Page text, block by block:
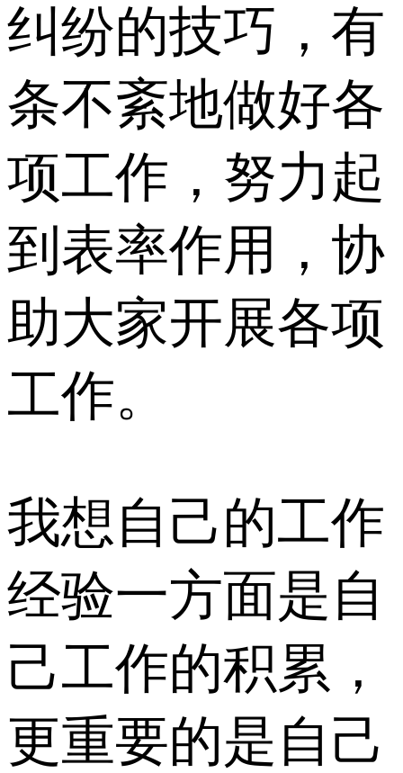
纠纷的技巧，有
条不紊地做好各
项工作，努力起
到表率作用，协
助大家开展各项
工作。
我想自己的工作
经验一方面是自
己工作的积累，
更重要的是自己